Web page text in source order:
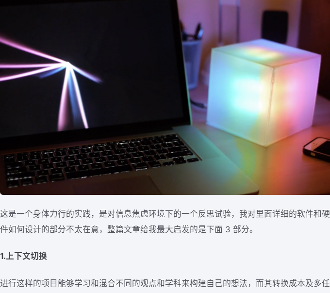
这是一个身体力行的实践，是对信息焦虑环境下的一个反思试验，我对里面详细的软件和硬
件如何设计的部分不太在意，整篇文章给我最大启发的是下面 3 部分。
1.上下文切换
进行这样的项目能够学习和混合不同的观点和学科来构建自己的想法，而其转换成本及多任